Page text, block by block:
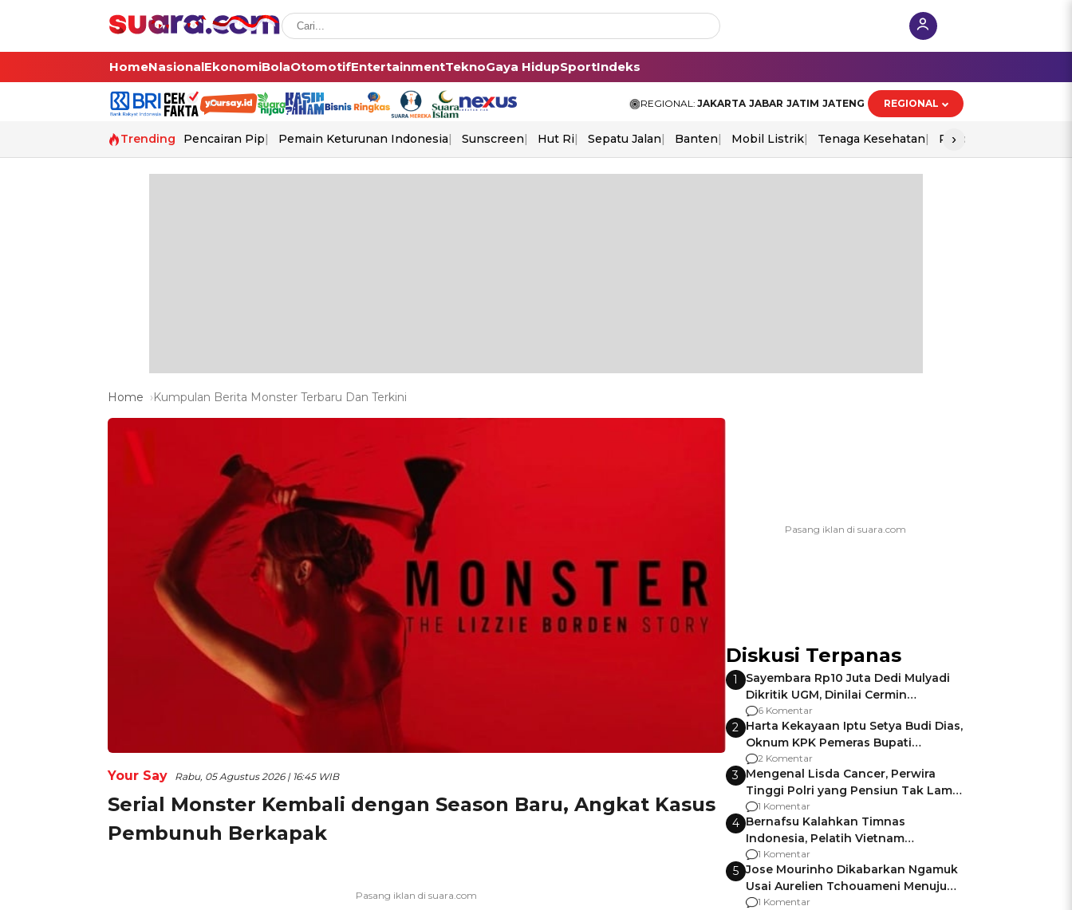
HomeNasionalEkonomiBolaOtomotifEntertainmentTeknoGaya HidupSportIndeks
REGIONAL: JAKARTA JABAR JATIM JATENG REGIONAL
Trending Pencairan Pip Pemain Keturunan Indonesia Sunscreen Hut Ri Sepatu Jalan Banten Mobil Listrik Tenaga Kesehatan Piala Aff 2026
›
Home Kumpulan Berita Monster Terbaru Dan Terkini
Your Say Rabu, 05 Agustus 2026 | 16:45 WIB
Serial Monster Kembali dengan Season Baru, Angkat Kasus
Pembunuh Berkapak
Diskusi Terpanas
1
Sayembara Rp10 Juta Dedi Mulyadi
Dikritik UGM, Dinilai Cermin
Gagalnya Negara Jamin Keamanan
6 Komentar
2 Harta Kekayaan Iptu Setya Budi Dias,
Oknum KPK Pemeras Bupati
Pemalang
2 Komentar
3 Mengenal Lisda Cancer, Perwira
Tinggi Polri yang Pensiun Tak Lama
Usai Jadi Brigjen
1 Komentar
4 Bernafsu Kalahkan Timnas
Indonesia, Pelatih Vietnam
Berencana Pakai Jimat di Pakansari
1 Komentar
5 Jose Mourinho Dikabarkan Ngamuk
Usai Aurelien Tchouameni Menuju
Manchester United
1 Komentar